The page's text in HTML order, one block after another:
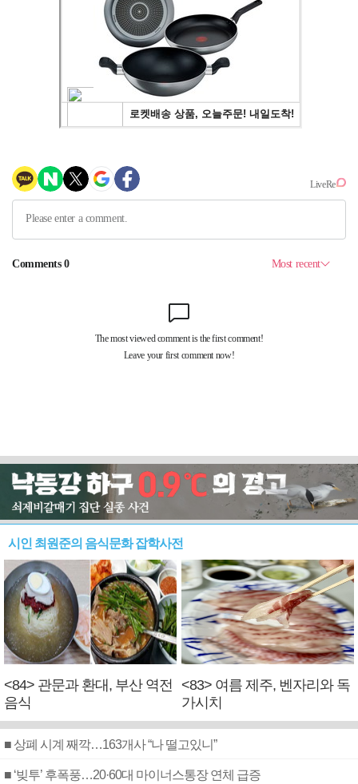
시인 최원준의 음식문화 잡학사전
<84> 관문과 환대, 부산 역전
음식
<83> 여름 제주, 벤자리와 독
가시치
■ 상폐 시계 째깍…163개사 “나 떨고있니”
■ ‘빚투’ 후폭풍…20·60대 마이너스통장 연체 급증